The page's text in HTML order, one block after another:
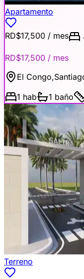
Apartamento
RD$17,500 / mes
RD$17,500 / mes
El Congo,
1 hab 1 baño
Terreno